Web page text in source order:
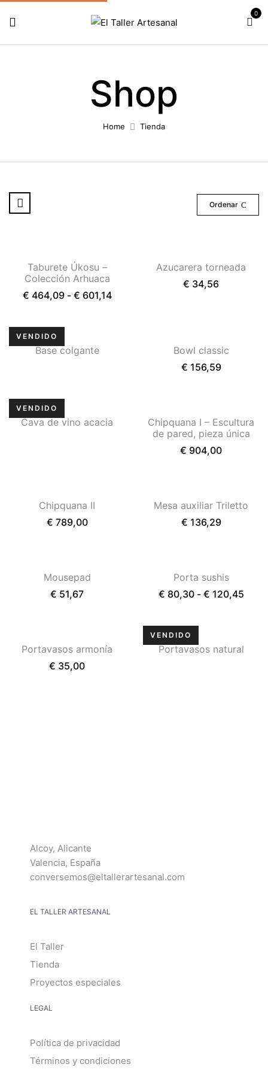
0
Shop
Home Tienda
Ordenar
Taburete Úkosu –
Colección Arhuaca
€ 464,09 - € 601,14
Azucarera torneada
€ 34,56
Base colgante
Bowl classic
€ 156,59
Cava de vino acacia
Chipquana I – Escultura
de pared, pieza única
€ 904,00
Chipquana II
€ 789,00
Mesa auxiliar Triletto
€ 136,29
Mousepad
€ 51,67
Porta sushis
€ 80,30 - € 120,45
Portavasos armonía
€ 35,00
Portavasos natural
Alcoy, Alicante
Valencia, España
conversemos@eltallerartesanal.com
EL TALLER ARTESANAL
El Taller
Tienda
Proyectos especiales
LEGAL
Política de privacidad
Términos y condiciones